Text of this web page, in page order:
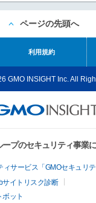
ページの先頭へ
利用規約
GMO INSIGHT Inc. All
プのセキュリティ事業
サービス「GMOセキュリテ
サイトリスク診断
ット